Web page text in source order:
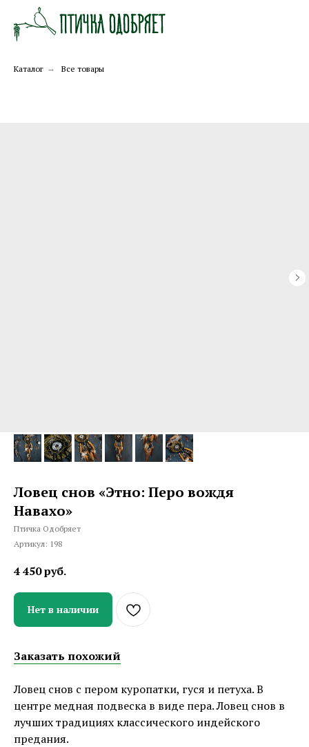
Каталог → Все товары
Ловец снов «Этно: Перо вождя
Навахо»
Птичка Одобряет
Артикул: 198
4 450руб.
Нет в наличии
Заказать похожий
Ловец снов с пером куропатки, гуся и петуха. В
центре медная подвеска в виде пера. Ловец снов в
лучших традициях классического индейского
предания.